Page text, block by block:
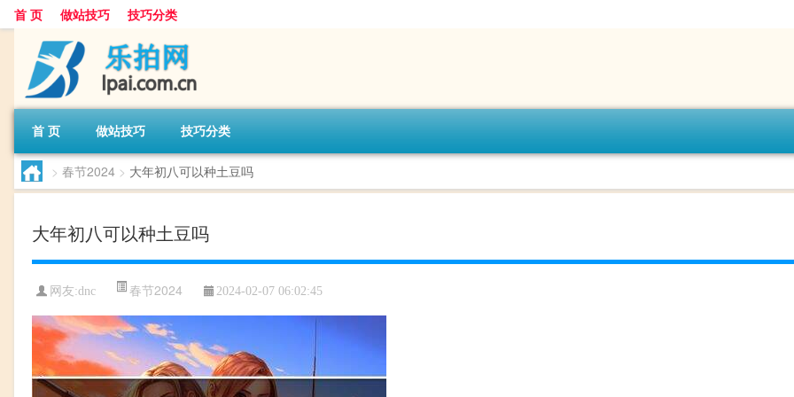
首 页 做站技巧 技巧分类
首 页 做站技巧 技巧分类
> 春节2024 > 大年初八可以种土豆吗
大年初八可以种土豆吗
网友:dnc 春节2024 2024-02-07 06:02:45